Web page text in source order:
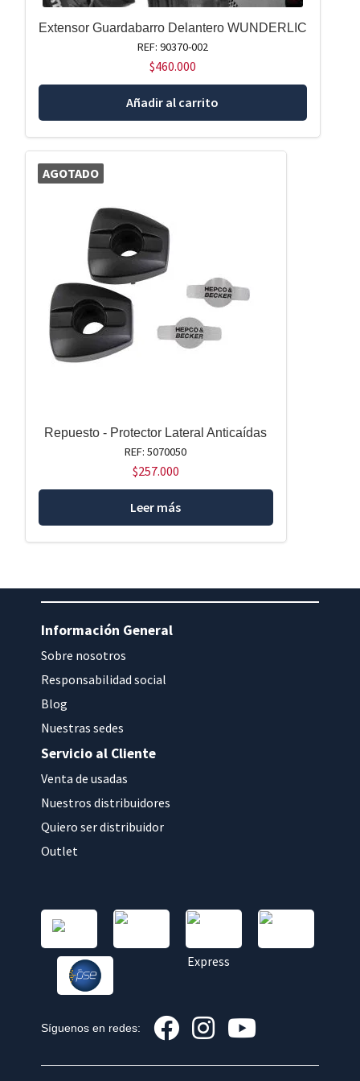
Extensor Guardabarro Delantero WUNDERLIC
REF: 90370-002
$460.000
Añadir al carrito
AGOTADO
Repuesto - Protector Lateral Anticaídas
REF: 5070050
$257.000
Leer más
Información General
Sobre nosotros
Responsabilidad social
Blog
Nuestras sedes
Servicio al Cliente
Venta de usadas
Nuestros distribuidores
Quiero ser distribuidor
Outlet
Síguenos en redes: